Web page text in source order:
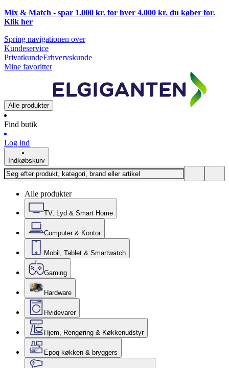
Mix & Match - spar 1.000 kr. for hver 4.000 kr. du køber for.
Klik her
Spring navigationen over
Kundeservice
PrivatkundeErhvervskunde
Mine favoritter
Alle produkter
Find butik
Log ind
Indkøbskurv
Alle produkter
TV, Lyd & Smart Home
Computer & Kontor
Mobil, Tablet & Smartwatch
Gaming
Hardware
Hvidevarer
Hjem, Rengøring & Køkkenudstyr
Epoq køkken & bryggers